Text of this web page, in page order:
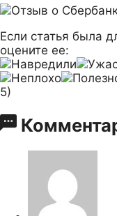
Если статья была
оцените ее:
5)